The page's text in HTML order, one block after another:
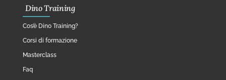
Dino Training
Cos’è Dino Training?
Corsi di formazione
Masterclass
Faq